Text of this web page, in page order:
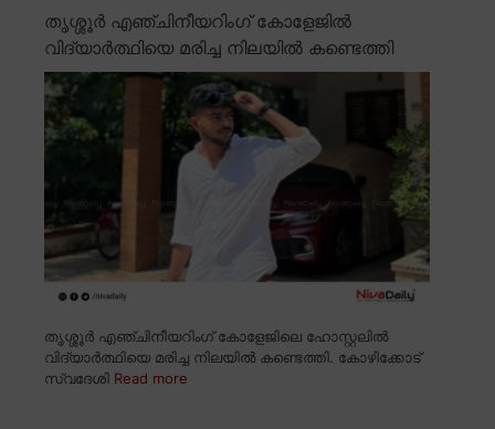
തൃശ്ശൂർ എഞ്ചിനീയറിംഗ് കോളേജിൽ
വിദ്യാർത്ഥിയെ മരിച്ച നിലയിൽ കണ്ടെത്തി
തൃശ്ശൂർ എഞ്ചിനീയറിംഗ് കോളേജിലെ ഹോസ്റ്റലിൽ
വിദ്യാർത്ഥിയെ മരിച്ച നിലയിൽ കണ്ടെത്തി. കോഴിക്കോട്
സ്വദേശി Read more